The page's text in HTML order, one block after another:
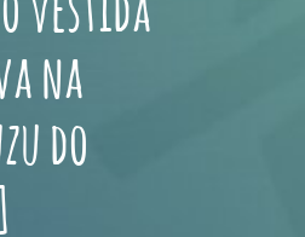
vestida
na
do